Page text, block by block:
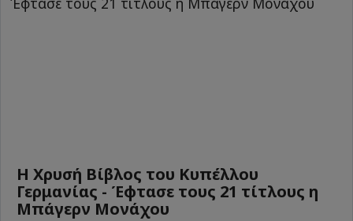
Η Χρυσή Βίβλος του Κυπέλλου
Γερμανίας - Έφτασε τους 21 τίτλους η
Μπάγερν Μονάχου